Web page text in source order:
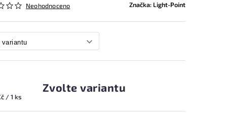
Neohodnoceno Značka: Light-Point
/ 1 ks
Zvolte variantu